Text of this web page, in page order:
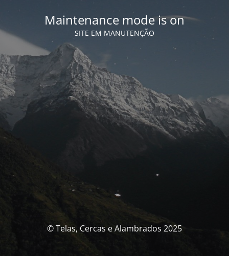
Maintenance mode is on
SITE EM MANUTENÇÃO
© Telas, Cercas e Alambrados 2025